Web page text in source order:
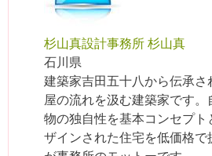
杉山真設計事務所 杉山真
石川県
建築家吉田五十八から伝承
屋の流れを汲む建築家です
物の独自性を基本コンセプ
ザインされた住宅を低価格